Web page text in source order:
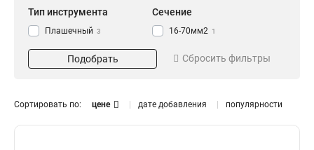
Тип инструмента
Плашечный 3
Соединительный 3
Прокалывающий
Сечение
16-70мм2 1
50-150/50-150мм2
Подобрать Сбросить фильтры
Сортировать по: цене дате добавления популярности